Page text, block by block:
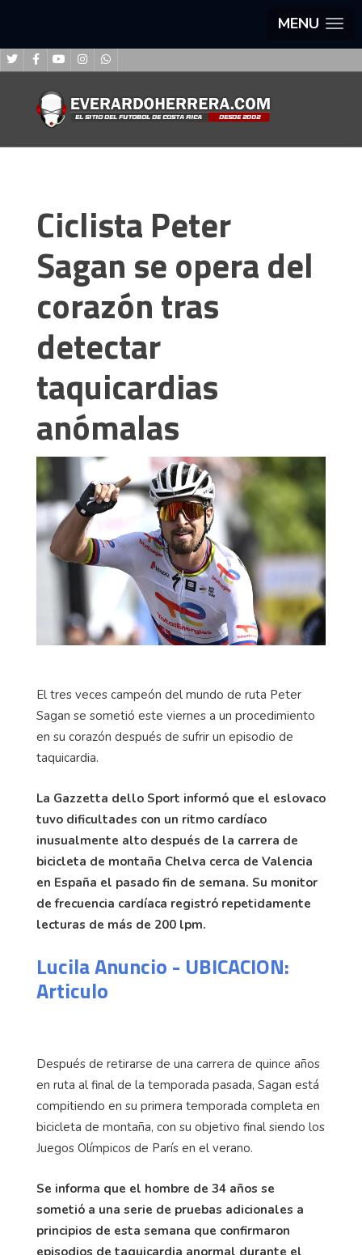
MENU
Ciclista Peter
Sagan se opera del
corazón tras
detectar
taquicardias
anómalas
El tres veces campeón del mundo de ruta Peter
Sagan se sometió este viernes a un procedimiento
en su corazón después de sufrir un episodio de
taquicardia.
La Gazzetta dello Sport informó que el eslovaco
tuvo dificultades con un ritmo cardíaco
inusualmente alto después de la carrera de
bicicleta de montaña Chelva cerca de Valencia
en España el pasado fin de semana. Su monitor
de frecuencia cardíaca registró repetidamente
lecturas de más de 200 lpm.
Lucila Anuncio - UBICACION:
Articulo
Después de retirarse de una carrera de quince años
en ruta al final de la temporada pasada, Sagan está
compitiendo en su primera temporada completa en
bicicleta de montaña, con su objetivo final siendo los
Juegos Olímpicos de París en el verano.
Se informa que el hombre de 34 años se
sometió a una serie de pruebas adicionales a
principios de esta semana que confirmaron
episodios de taquicardia anormal durante el